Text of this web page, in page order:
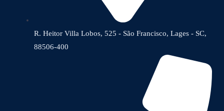
R. Heitor Villa Lobos, 525 - São Francisco, Lages - SC,
88506-400